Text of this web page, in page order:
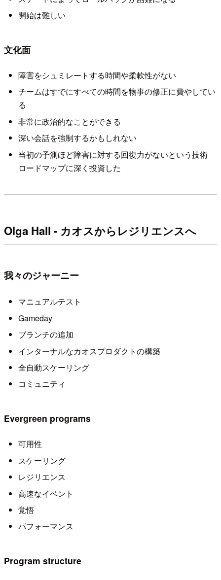
開始は難しい
文化面
障害をシュミレートする時間や柔軟性がない
チームはすでにすべての時間を物事の修正に費やしてい
る
非常に政治的なことができる
深い会話を強制するかもしれない
当初の予測ほど障害に対する回復力がないという技術
ロードマップに深く投資した
Olga Hall - カオスからレジリエンスへ
我々のジャーニー
マニュアルテスト
Gameday
ブランチの追加
インターナルなカオスプロダクトの構築
全自動スケーリング
コミュニティ
Evergreen programs
可用性
スケーリング
レジリエンス
高速なイベント
覚悟
パフォーマンス
Program structure